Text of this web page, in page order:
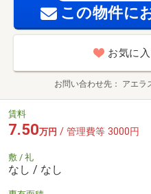
この物件に
お気に
お問い合わせ先 アエ
賃料
7.50万円 / 管理費等 3000円
敷 / 礼
なし / なし